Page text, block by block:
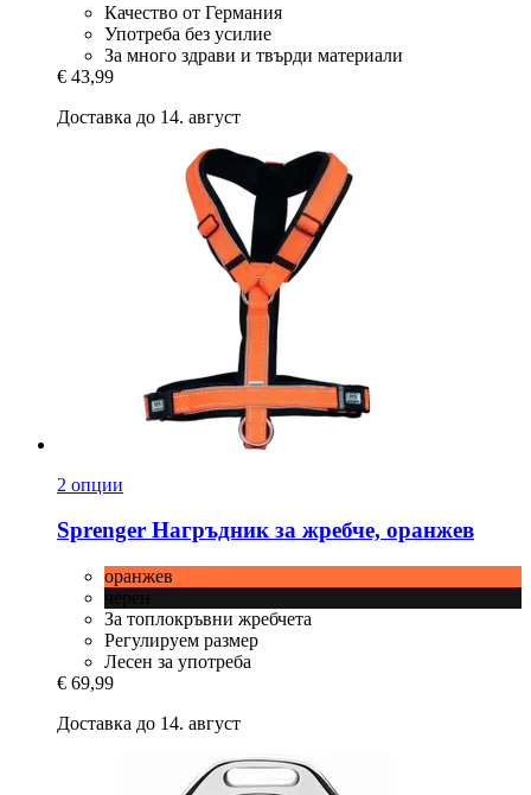
Качество от Германия
Употреба без усилие
За много здрави и твърди материали
€ 43,99
Доставка до 14. август
2 опции
Sprenger Нагръдник за жребче, оранжев
оранжев
За топлокръвни жребчета
Регулируем размер
Лесен за употреба
€ 69,99
Доставка до 14. август